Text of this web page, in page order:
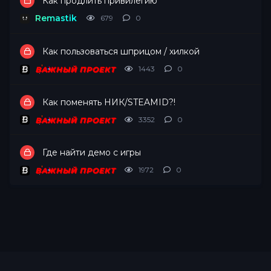
Remastik
679 0
Как пользоваться шприцом / хилкой
ВАЖНЫЙ ПРОЕКТ 1443 0
Как поменять НИК/STEAMID?!
ВАЖНЫЙ ПРОЕКТ 3352 0
Где найти демо с игры
ВАЖНЫЙ ПРОЕКТ 1972 0